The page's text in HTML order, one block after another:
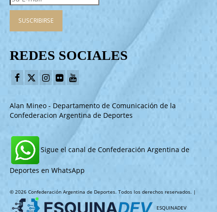
REDES SOCIALES
Alan Mineo - Departamento de Comunicación de la
Confederacion Argentina de Deportes
Sigue el canal de Confederación Argentina de
Deportes en WhatsApp
© 2026 Confederación Argentina de Deportes. Todos los derechos reservados. |
ESQUINADEV